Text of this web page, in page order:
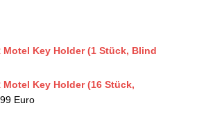
Motel Key Holder (1 Stück, Blind
Motel Key Holder (16 Stück,
Euro